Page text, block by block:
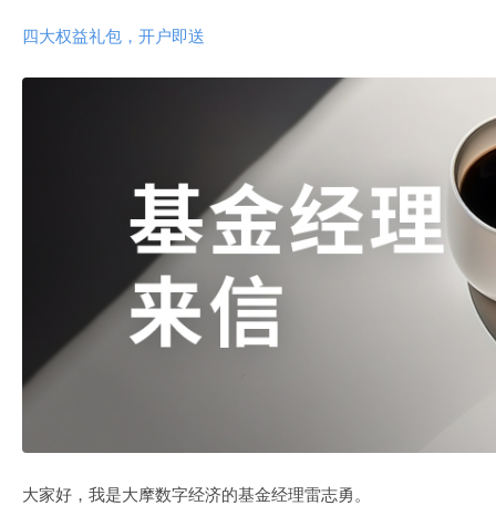
四大权益礼包，开户即送
大家好，我是大摩数字经济的基金经理雷志勇。